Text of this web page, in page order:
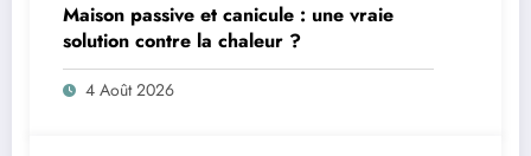
Maison passive et canicule : une vraie
solution contre la chaleur ?
4 Août 2026